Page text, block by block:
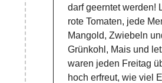
darf geerntet werden!
rote Tomaten, jede
Mangold, Zwiebeln
Grünkohl, Mais und
waren jeden Freitag
hoch erfreut, wie viel